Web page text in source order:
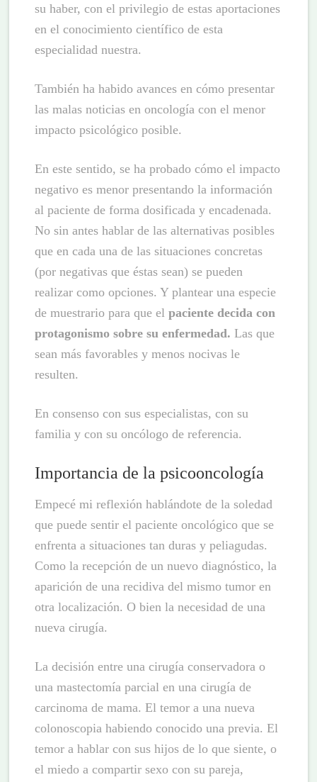
su haber, con el privilegio de estas aportaciones
en el conocimiento científico de esta
especialidad nuestra.
También ha habido avances en cómo presentar
las malas noticias en oncología con el menor
impacto psicológico posible.
En este sentido, se ha probado cómo el impacto
negativo es menor presentando la información
al paciente de forma dosificada y encadenada.
No sin antes hablar de las alternativas posibles
que en cada una de las situaciones concretas
(por negativas que éstas sean) se pueden
realizar como opciones. Y plantear una especie
de muestrario para que elpaciente decida con
protagonismo sobre su enfermedad.Las que
sean más favorables y menos nocivas le
resulten.
En consenso con sus especialistas, con su
familia y con su oncólogo de referencia.
Importancia de la psicooncología
Empecé mi reflexión hablándote de la soledad
que puede sentir el paciente oncológico que se
enfrenta a situaciones tan duras y peliagudas.
Como la recepción de un nuevo diagnóstico, la
aparición de una recidiva del mismo tumor en
otra localización. O bien la necesidad de una
nueva cirugía.
La decisión entre una cirugía conservadora o
una mastectomía parcial en una cirugía de
carcinoma de mama. El temor a una nueva
colonoscopia habiendo conocido una previa. El
temor a hablar con sus hijos de lo que siente, o
el miedo a compartir sexo con su pareja,